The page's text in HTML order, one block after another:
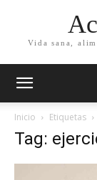
Vida sana,
Inicio Etiquetas
Tag: